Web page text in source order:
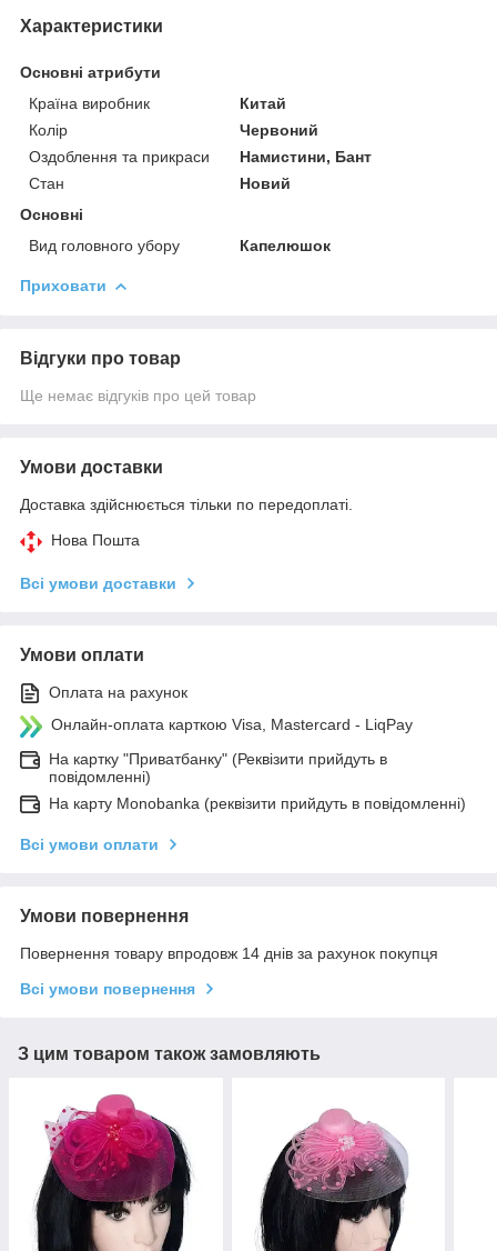
Характеристики
Основні атрибути
Країна виробник
Китай
Колір
Червоний
Оздоблення та прикраси
Намистини, Бант
Стан
Новий
Основні
Вид головного убору
Капелюшок
Приховати
Відгуки про товар
Ще немає відгуків про цей товар
Умови доставки
Доставка здійснюється тільки по передоплаті.
Нова Пошта
Всі умови доставки
Умови оплати
Оплата на рахунок
Онлайн-оплата карткою Visa, Mastercard - LiqPay
На картку "Приватбанку" (Реквізити прийдуть в
повідомленні)
На карту Monobanka (реквізити прийдуть в повідомленні)
Всі умови оплати
Умови повернення
Повернення товару впродовж 14 днів за рахунок покупця
Всі умови повернення
З цим товаром також замовляють